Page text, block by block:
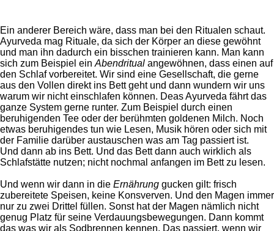
Ein anderer Bereich wäre, dass man bei den Ritualen schaut.
Ayurveda mag Rituale, da sich der Körper an diese gewöhnt
und man ihn dadurch ein bisschen trainieren kann. Man kann
sich zum Beispiel ein Abendritual angewöhnen, dass einen auf
den Schlaf vorbereitet. Wir sind eine Gesellschaft, die gerne
aus den Vollen direkt ins Bett geht und dann wundern wir uns
warum wir nicht einschlafen können. Deas Ayurveda fährt das
ganze System gerne runter. Zum Beispiel durch einen
beruhigenden Tee oder der berühmten goldenen Milch. Noch
etwas beruhigendes tun wie Lesen, Musik hören oder sich mit
der Familie darüber austauschen was am Tag passiert ist.
Und dann ab ins Bett. Und das Bett dann auch wirklich als
Schlafstätte nutzen; nicht nochmal anfangen im Bett zu lesen.
Und wenn wir dann in die Ernährung gucken gilt: frisch
zubereitete Speisen, keine Konsverven. Und den Magen immer
nur zu zwei Drittel füllen. Sonst hat der Magen nämlich nicht
genug Platz für seine Verdauungsbewegungen. Dann kommt
das was wir als Sodbrennen kennen. Das passiert, wenn wir